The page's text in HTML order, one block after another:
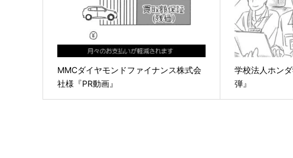
MMCダイヤモンドファイナンス株式会
社様『PR動画』
学校法人ホン
弾』